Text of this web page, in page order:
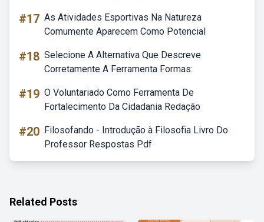
#17 As Atividades Esportivas Na Natureza
Comumente Aparecem Como Potencial
#18 Selecione A Alternativa Que Descreve
Corretamente A Ferramenta Formas:
#19 O Voluntariado Como Ferramenta De
Fortalecimento Da Cidadania Redação
#20 Filosofando - Introdução à Filosofia Livro Do
Professor Respostas Pdf
Related Posts